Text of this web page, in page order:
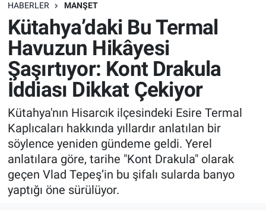
HABERLER MANŞET
Kütahya’daki Bu Termal
Havuzun Hikâyesi
Şaşırtıyor: Kont Drakula
İddiası Dikkat Çekiyor
Kütahya'nın Hisarcık ilçesindeki Esire Termal
Kaplıcaları hakkında yıllardır anlatılan bir
söylence yeniden gündeme geldi. Yerel
anlatılara göre, tarihe "Kont Drakula" olarak
geçen Vlad Tepeş’in bu şifalı sularda banyo
yaptığı öne sürülüyor.
Köşe Yazarları
Kültür Sanat
Manşet
Resmi İlanlar
Sağlık
Son Dakika
Spor